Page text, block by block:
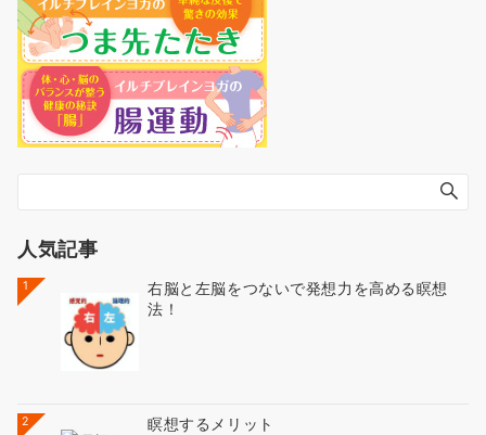
人気記事
1
右脳と左脳をつないで発想力を高める瞑想
法！
2 瞑想するメリット